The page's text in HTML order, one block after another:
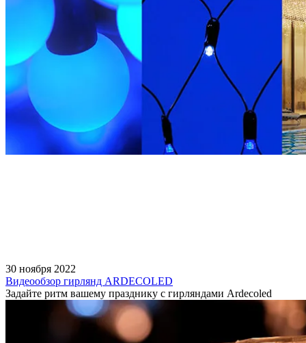
30 ноября 2022
Видеообзор гирлянд ARDECOLED
Задайте ритм вашему празднику с гирляндами Ardecoled